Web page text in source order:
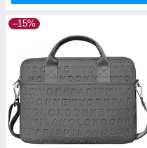
–15%